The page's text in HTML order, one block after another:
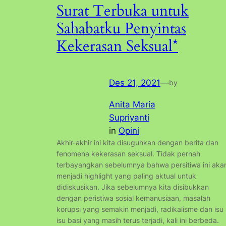
Surat Terbuka untuk
Sahabatku Penyintas
Kekerasan Seksual*
Des 21, 2021—by
Anita Maria
Supriyanti
in Opini
Akhir-akhir ini kita disuguhkan dengan berita dan
fenomena kekerasan seksual. Tidak pernah
terbayangkan sebelumnya bahwa persitiwa ini
menjadi highlight yang paling aktual untuk
didiskusikan. Jika sebelumnya kita disibukkan
dengan peristiwa sosial kemanusiaan, masalah
korupsi yang semakin menjadi, radikalisme dan isu
isu basi yang masih terus terjadi, kali ini berbeda.